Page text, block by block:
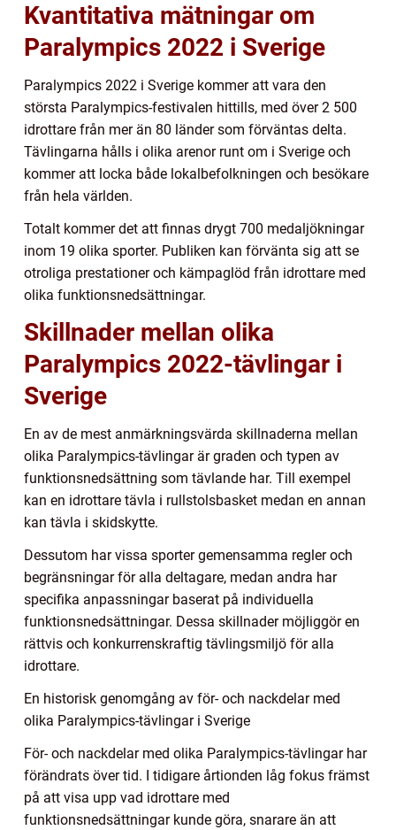
Kvantitativa mätningar om
Paralympics 2022 i Sverige
Paralympics 2022 i Sverige kommer att vara den
största Paralympics-festivalen hittills, med över 2 500
idrottare från mer än 80 länder som förväntas delta.
Tävlingarna hålls i olika arenor runt om i Sverige och
kommer att locka både lokalbefolkningen och besökare
från hela världen.
Totalt kommer det att finnas drygt 700 medaljökningar
inom 19 olika sporter. Publiken kan förvänta sig att se
otroliga prestationer och kämpaglöd från idrottare med
olika funktionsnedsättningar.
Skillnader mellan olika
Paralympics 2022-tävlingar i
Sverige
En av de mest anmärkningsvärda skillnaderna mellan
olika Paralympics-tävlingar är graden och typen av
funktionsnedsättning som tävlande har. Till exempel
kan en idrottare tävla i rullstolsbasket medan en annan
kan tävla i skidskytte.
Dessutom har vissa sporter gemensamma regler och
begränsningar för alla deltagare, medan andra har
specifika anpassningar baserat på individuella
funktionsnedsättningar. Dessa skillnader möjliggör en
rättvis och konkurrenskraftig tävlingsmiljö för alla
idrottare.
En historisk genomgång av för- och nackdelar med
olika Paralympics-tävlingar i Sverige
För- och nackdelar med olika Paralympics-tävlingar har
förändrats över tid. I tidigare årtionden låg fokus främst
på att visa upp vad idrottare med
funktionsnedsättningar kunde göra, snarare än att